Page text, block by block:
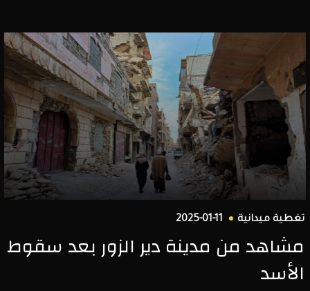
تغطية ميدانية 2025-01-11
مشاهد من مدينة دير الزور بعد سقوط
الأسد